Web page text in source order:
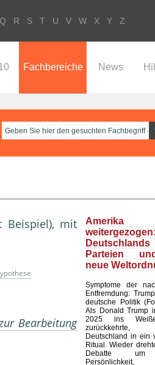
Q R S T U V W X Y Z
Fachbereiche News
mit
Bearbeitung
weitergezogen:
Deutschlands
Parteien
neue
Symptome der
Entfremdung:
deutsche Politik
Als Donald Trump
2025 ins
zurückkehrte,
Deutschland in ein
Ritual. Wieder
Debatte um
Persönlichkeit,